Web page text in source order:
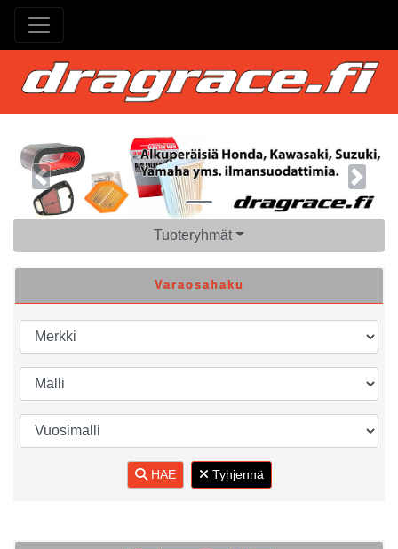
Previous Next
Tuoteryhmät
Varaosahaku
HAE Tyhjennä